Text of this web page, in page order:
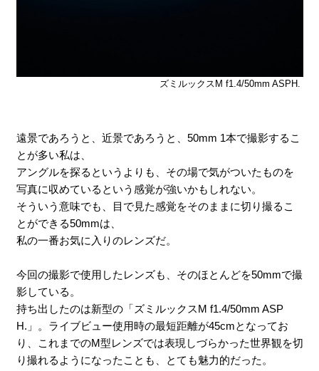
ズミルックスM f1.4/50mm ASPH.
遠景であろうと、近景であろうと、50mm 1本で撮影するこ
とが多い私は、
アングルを探るというよりも、その場で気がついたものを
写真に収めているという感覚が強いかもしれない。
そういう意味でも、目で見た感覚をそのままに切り撮るこ
とができる50mmは、
私の一番お気に入りのレンズだ。
今回の撮影で使用したレンズも、そのほとんどを50mmで撮
影している。
持ち出したのは新型の「ズミルックスM f1.4/50mm ASP
H.」。ライブビュー使用時の最短距離が45cmとなってお
り、これまでのM型レンズでは表現しづらかった世界観を切
り撮れるようになったことも、とても魅力的だった。